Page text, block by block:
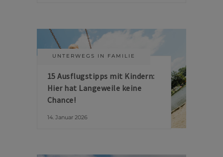
UNTERWEGS IN FAMILIE
15 Ausflugstipps mit Kindern:
Hier hat Langeweile keine
Chance!
14. Januar 2026